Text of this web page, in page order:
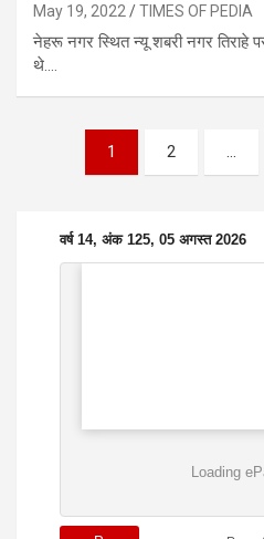
May 19, 2022 TIMES OF PEDIA
नेहरू नगर स्थित न्यू शबरी नगर तिराहे
थे.…
pagination
1 2 …
वर्ष 14, अंक 125, 05 अगस्त 2026
Loading